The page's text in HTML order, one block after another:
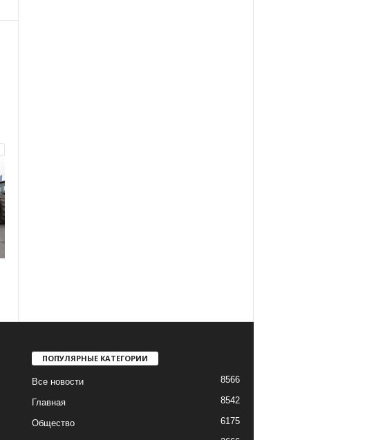
ПОПУЛЯРНЫЕ КАТЕГОРИИ
Все новости 8566
Главная 8542
Общество 6175